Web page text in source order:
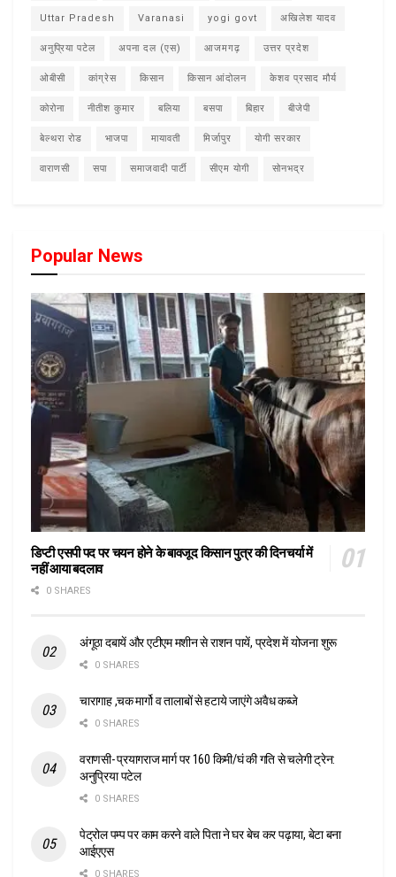
Uttar Pradesh Varanasi yogi govt अखिलेश यादव
अनुप्रिया पटेल अपना दल (एस) आजमगढ़ उत्तर प्रदेश
ओबीसी कांग्रेस किसान किसान आंदोलन केशव प्रसाद मौर्य
कोरोना नीतीश कुमार बलिया बसपा बिहार बीजेपी
बेल्थरा रोड भाजपा मायावती मिर्जापुर योगी सरकार
वाराणसी सपा समाजवादी पार्टी सीएम योगी सोनभद्र
Popular News
डिप्टी एसपी पद पर चयन होने के बावजूद किसान पुत्र की दिनचर्या में
नहीं आया बदलाव
0 SHARES
अंगूठा दबायें और एटीएम मशीन से राशन पायें, प्रदेश में योजना शुरू
0 SHARES
चारागाह ,चक मार्गो व तालाबों से हटाये जाएंगे अवैध कब्जे
0 SHARES
वराणसी- प्रयागराज मार्ग पर 160 किमी/घं की गति से चलेगी ट्रेन:
अनुप्रिया पटेल
0 SHARES
पेट्रोल पम्प पर काम करने वाले पिता ने घर बेच कर पढ़ाया, बेटा बना
आईएएस
0 SHARES